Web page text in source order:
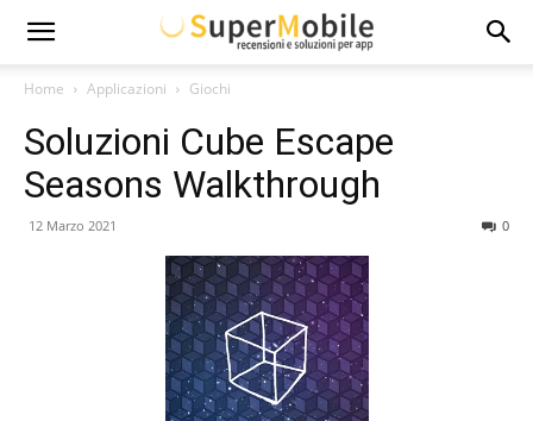
Super
Mobile
Home Applicazioni Giochi
Soluzioni Cube Escape
Seasons Walkthrough
12 Marzo 2021 0